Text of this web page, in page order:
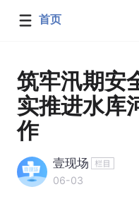
首页
筑牢汛期安
实推进水库
作
壹现场
06-03